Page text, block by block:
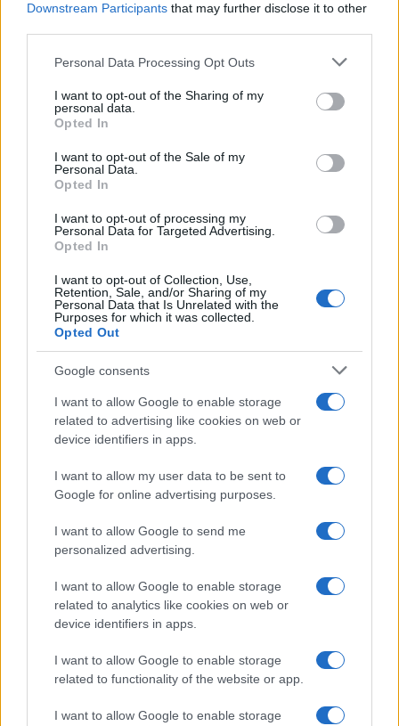
Downstream Participants that may further disclose it to other
Please note that this website/app uses one or more Google
not limited to your visit or usage behaviour. You may click to
grant or deny consent to Google and its third-party tags to
use your data for below specified purposes in below Google
consent section.
Personal Data Processing Opt Outs
I want to opt-out of the Sharing of my
personal data.
Opted In
I want to opt-out of the Sale of my
Personal Data.
Opted In
I want to opt-out of processing my
Personal Data for Targeted Advertising.
Opted In
I want to opt-out of Collection, Use,
Retention, Sale, and/or Sharing of my
Personal Data that Is Unrelated with the
Purposes for which it was collected.
Opted Out
Google consents
I want to allow Google to enable storage
related to advertising like cookies on web or
device identifiers in apps.
I want to allow my user data to be sent to
Google for online advertising purposes.
I want to allow Google to send me
personalized advertising.
I want to allow Google to enable storage
related to analytics like cookies on web or
device identifiers in apps.
I want to allow Google to enable storage
related to functionality of the website or app.
I want to allow Google to enable storage
Nome
Gold (Terra
(PAXG)
Kinza Babylon Staked
BTC
$83,270.00
Steakhouse EURCV
Morpho Vault
(STEAKEURCV)
$100,000,000,000,000.00
(STINJ)
Vested XOR
(VXOR)
$3,407.11
JDB
(JDB)
$0.022
FibSwap DEX $0.0085